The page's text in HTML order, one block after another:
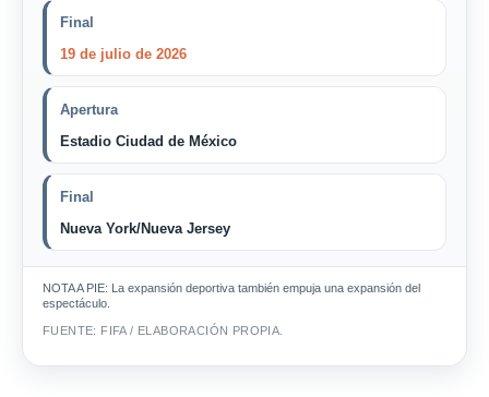
Final
19 de julio de 2026
Apertura
Estadio Ciudad de México
Final
Nueva York/Nueva Jersey
NOTA A PIE: La expansión deportiva también empuja una expansión del
espectáculo.
FUENTE: FIFA / ELABORACIÓN PROPIA.